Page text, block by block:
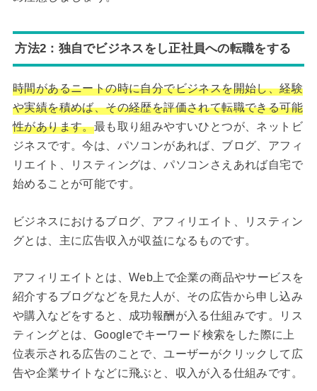
方法2：独自でビジネスをし正社員への転職をする
時間があるニートの時に自分でビジネスを開始し、経験
や実績を積めば、その経歴を評価されて転職できる可能
性があります。最も取り組みやすいひとつが、ネットビ
ジネスです。今は、パソコンがあれば、ブログ、アフィ
リエイト、リスティングは、パソコンさえあれば自宅で
始めることが可能です。
ビジネスにおけるブログ、アフィリエイト、リスティン
グとは、主に広告収入が収益になるものです。
アフィリエイトとは、Web上で企業の商品やサービスを
紹介するブログなどを見た人が、その広告から申し込み
や購入などをすると、成功報酬が入る仕組みです。リス
ティングとは、Googleでキーワード検索をした際に上
位表示される広告のことで、ユーザーがクリックして広
告や企業サイトなどに飛ぶと、収入が入る仕組みです。